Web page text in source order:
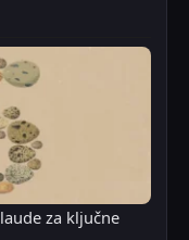
za ključne